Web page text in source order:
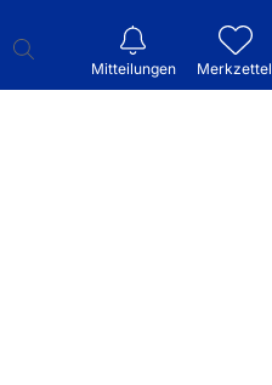
Mitteilungen Merkzettel